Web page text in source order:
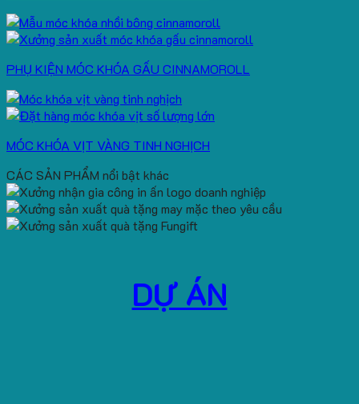
PHỤ KIỆN MÓC KHÓA GẤU CINNAMOROLL
MÓC KHÓA VỊT VÀNG TINH NGHỊCH
CÁC SẢN PHẨM nổi bật khác
DỰ ÁN